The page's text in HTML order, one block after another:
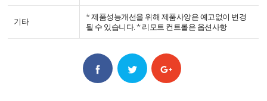
기타
* 제품성능개선을 위해 제품사양은 예고없이 변경
될 수 있습니다. * 리모트 컨트롤은 옵션사항